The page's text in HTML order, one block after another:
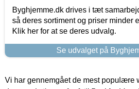
Byghjemme.dk drives i tæt
så deres sortiment og priser minder
Klik her for at se deres udvalg.
Se udvalget på
Vi har gennemgået de mest populære